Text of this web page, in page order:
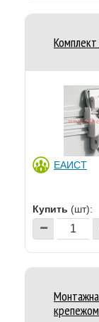
ЕАИСТ
Купить (шт):
крепежом